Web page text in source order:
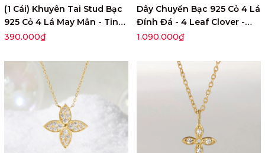
(1 Cái) Khuyên Tai Stud Bạc
925 Cỏ 4 Lá May Mắn - Tiny
4 Leaf Clover-VGE19-L
390.000₫
Dây Chuyền Bạc 925 Cỏ 4 Lá
Đính Đá - 4 Leaf Clover -
VYN50
1.090.000₫